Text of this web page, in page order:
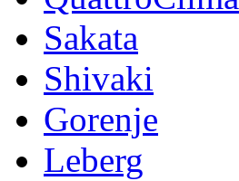
Sakata
Shivaki
Gorenje
Leberg